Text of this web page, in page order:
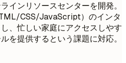
インリソースセンターを開発。
CSS/JavaScript）のインタ
、忙しい家庭にアクセスしやす
を提供するという課題に対応。